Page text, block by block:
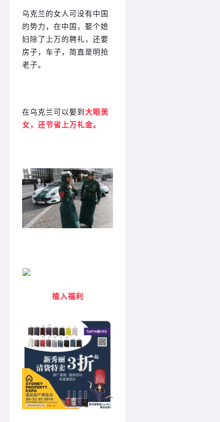
乌克兰的女人可没有中国
的势力，在中国，娶个媳
妇除了上万的聘礼，还要
房子，车子，简直是明抢
老子。
在乌克兰可以娶到大眼美
女，还节省上万礼金。
植入福利